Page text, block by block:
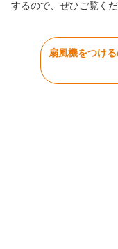
するので、ぜひご覧くだ
扇風機をつけ